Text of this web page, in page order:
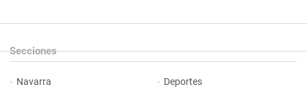
Secciones
Navarra Deportes